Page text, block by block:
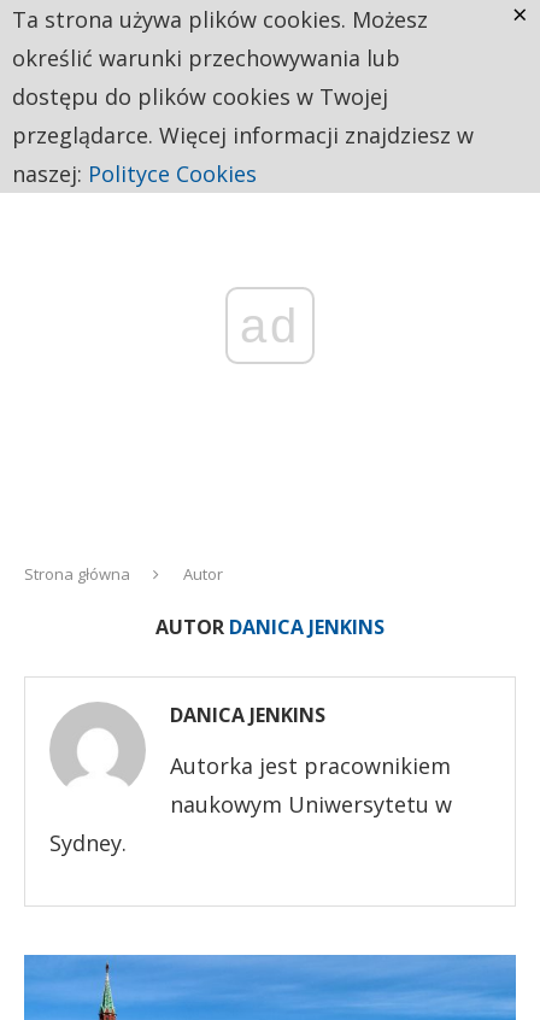
ad
Strona główna Autor
AUTOR DANICA JENKINS
DANICA JENKINS
Autorka jest pracownikiem
naukowym Uniwersytetu w
Sydney.
Ta strona używa plików cookies. Możesz
określić warunki przechowywania lub
dostępu do plików cookies w Twojej
przeglądarce. Więcej informacji znajdziesz w
naszej: Polityce Cookies
×